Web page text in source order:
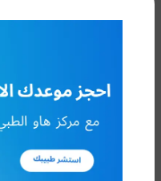
طريق الملك عبد
واتساب